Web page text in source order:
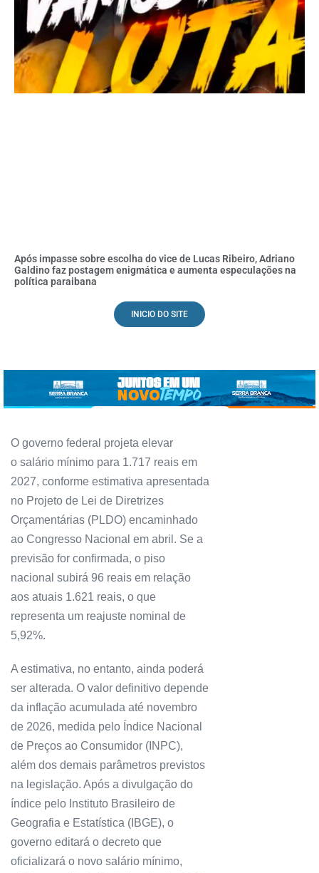
Após impasse sobre escolha do vice de Lucas Ribeiro, Adriano
Galdino faz postagem enigmática e aumenta especulações na
política paraibana
INICIO DO SITE
O governo federal projeta elevar
o salário mínimo para 1.717 reais em
2027, conforme estimativa apresentada
no Projeto de Lei de Diretrizes
Orçamentárias (PLDO) encaminhado
ao Congresso Nacional em abril. Se a
previsão for confirmada, o piso
nacional subirá 96 reais em relação
aos atuais 1.621 reais, o que
representa um reajuste nominal de
5,92%.
A estimativa, no entanto, ainda poderá
ser alterada. O valor definitivo depende
da inflação acumulada até novembro
de 2026, medida pelo Índice Nacional
de Preços ao Consumidor (INPC),
além dos demais parâmetros previstos
na legislação. Após a divulgação do
índice pelo Instituto Brasileiro de
Geografia e Estatística (IBGE), o
governo editará o decreto que
oficializará o novo salário mínimo,